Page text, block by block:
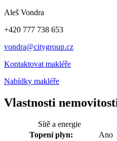
Aleš Vondra
+420 777 738 653
vondra@citygroup.cz
Kontaktovat makléře
Nabídky makléře
Vlastnosti
Sítě a energie
Topení plyn:
Ano